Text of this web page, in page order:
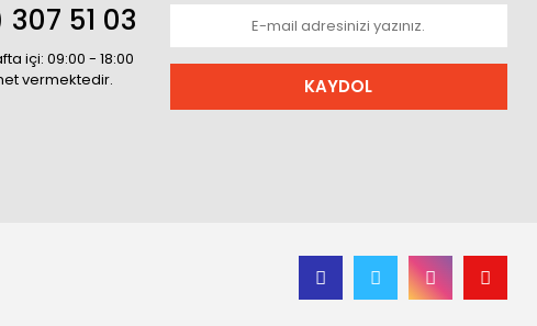
51 03
içi: 09:00 - 18:00
vermektedir.
KAYDOL